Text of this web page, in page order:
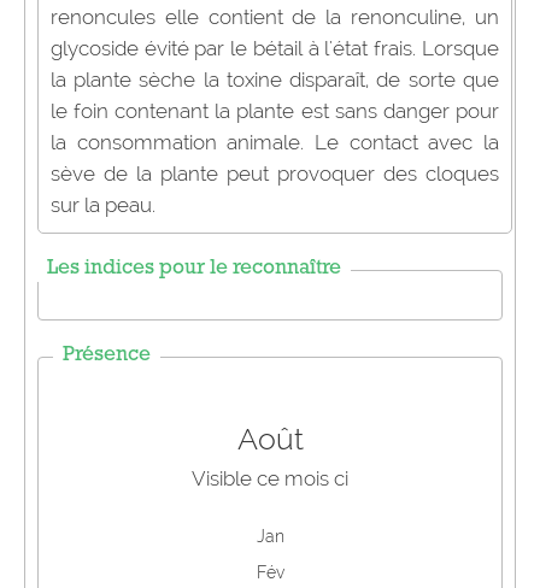
renoncules elle contient de la renonculine, un
glycoside évité par le bétail à l'état frais. Lorsque
la plante sèche la toxine disparaît, de sorte que
le foin contenant la plante est sans danger pour
la consommation animale. Le contact avec la
sève de la plante peut provoquer des cloques
sur la peau.
Les indices pour le reconnaître
Présence
Août
Visible ce mois ci
Jan
Fév